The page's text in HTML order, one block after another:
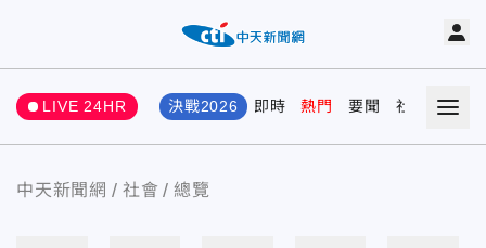
LIVE 24HR 決戰2026 即時 熱門 要聞 社會 娛樂
中天新聞網 社會 總覽